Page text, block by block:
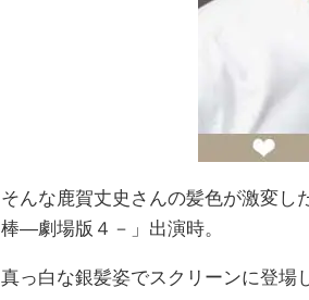
そんな鹿賀丈史さんの髪色が激変し
棒―劇場版４－」出演時。
真っ白な銀髪姿でスクリーンに登場